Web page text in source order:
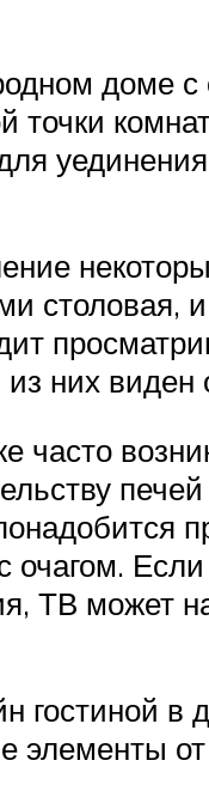
доме
столовая,
них виден
часто
очагом.
ТВ может
гостиной
элементы